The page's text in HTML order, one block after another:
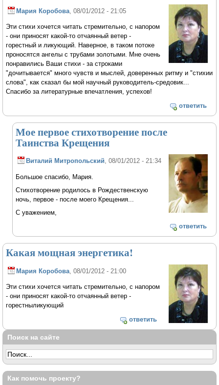
Мария Коробова , 08/01/2012 - 21:05
Эти стихи хочется читать стремительно, с напором
- они приносят какой-то отчаянный ветер -
горестный и ликующий. Наверное, в таком потоке
проносятся ангелы с трубами золотыми. Мне очень
понравились Ваши стихи - за строками
"дочитывается" много чувств и мыслей, доверенных ритму и "стихии
слова", как сказал бы мой научный руководитель-средовик...
Спасибо за литературные впечатления, успехов!
ответить
Мое первое стихотворение после
Таинства Крещения
Виталий Митропольский, 08/01/2012 - 21:34
Большое спасибо, Мария.
Стихотворение родилось в Рождественскую
ночь, первое - после моего Крещения...
С уважением,
ответить
Какая мощная энергетика!
Мария Коробова , 08/01/2012 - 21:00
Эти стихи хочется читать стремительно, с напором
- они приносят какой-то отчаянный ветер -
горестныликующий
ответить
Поиск на сайте
Как помочь проекту?